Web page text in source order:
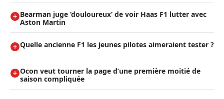
Bearman juge ’douloureux’ de voir Haas F1 lutter avec
Aston Martin
Quelle ancienne F1 les jeunes pilotes aimeraient tester ?
Ocon veut tourner la page d’une première moitié de
saison compliquée